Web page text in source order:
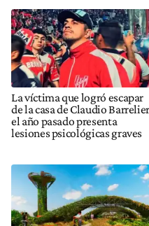
La víctima que logró escapar
de la casa de Claudio Barrelier
el año pasado presenta
lesiones psicológicas graves